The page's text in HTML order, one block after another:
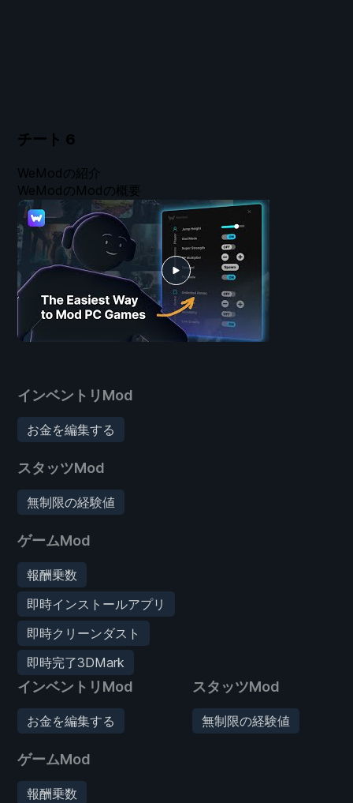
チート 6
インベントリMod
お金を編集する
スタッツMod
無制限の経験値
ゲームMod
報酬乗数
即時インストールアプリ
即時クリーンダスト
即時完了3DMark
インベントリMod
お金を編集する
ゲームMod
報酬乗数
スタッツMod
無制限の経験値
WeModの紹介
WeModのModの概要